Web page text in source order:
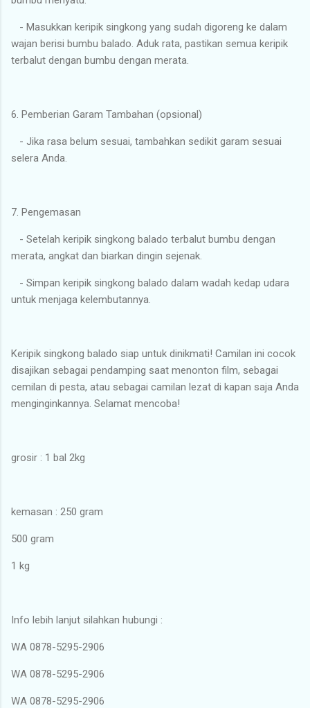
- Masukkan keripik singkong yang sudah digoreng ke dalam
wajan berisi bumbu balado. Aduk rata, pastikan semua keripik
terbalut dengan bumbu dengan merata.
6. Pemberian Garam Tambahan (opsional)
- Jika rasa belum sesuai, tambahkan sedikit garam sesuai
selera Anda.
7. Pengemasan
- Setelah keripik singkong balado terbalut bumbu dengan
merata, angkat dan biarkan dingin sejenak.
- Simpan keripik singkong balado dalam wadah kedap udara
untuk menjaga kelembutannya.
Keripik singkong balado siap untuk dinikmati! Camilan ini cocok
disajikan sebagai pendamping saat menonton film, sebagai
cemilan di pesta, atau sebagai camilan lezat di kapan saja Anda
menginginkannya. Selamat mencoba!
grosir : 1 bal 2kg
kemasan : 250 gram
500 gram
1 kg
Info lebih lanjut silahkan hubungi :
WA 0878-5295-2906
WA 0878-5295-2906
WA 0878-5295-2906